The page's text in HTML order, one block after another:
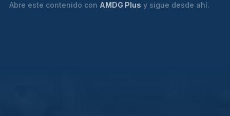
Abre este contenido con AMDG Plus y sigue desde ahí.